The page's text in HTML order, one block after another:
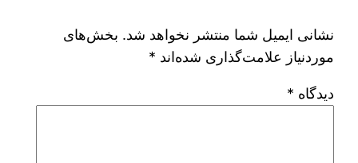
نشانی ایمیل شما منتشر نخواهد شد. بخش‌های
موردنیاز علامت‌گذاری شده‌اند *
دیدگاه *